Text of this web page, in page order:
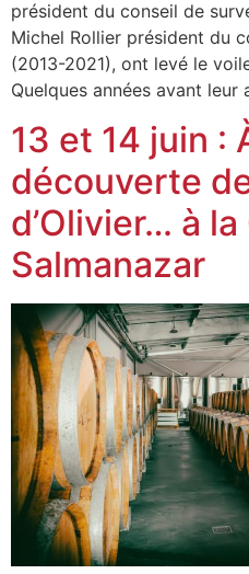
président du conseil de
Michel Rollier président du
(2013-2021), ont levé le
Quelques années avant
13 et 14 juin :
découverte
d’Olivier… à la
Salmanazar